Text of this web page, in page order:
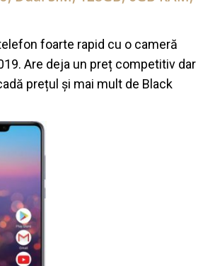
foarte rapid cu o cameră
Are deja un preț competitiv dar
prețul și mai mult de Black